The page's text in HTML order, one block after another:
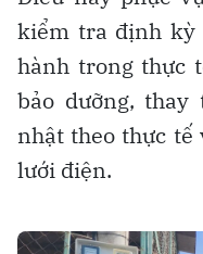
kiểm tra định kỳ
hành trong thực
bảo dưỡng,
nhật theo thực
lưới điện.